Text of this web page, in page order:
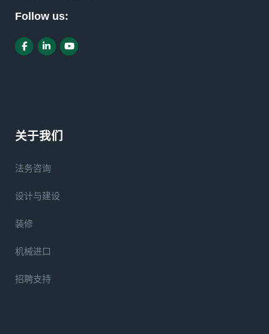
Follow us:
关于我们
法务咨询
设计与建设
装修
机械进口
招聘支持